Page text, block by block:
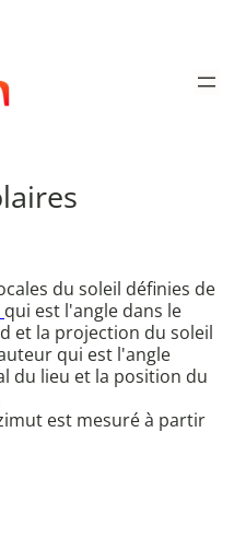
du soleil définies de
qui est l'angle dans le
et la projection du soleil
qui est l'angle
du lieu et la position du
est mesuré à partir